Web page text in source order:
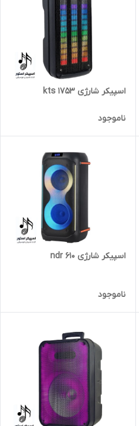
اسپیکر شارژی kts 1753
ناموجود
اسپیکر شارژی ndr 610
ناموجود